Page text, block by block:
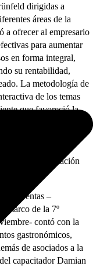
dirigidas a
áreas de la
a ofrecer al empresario
para aumentar
en forma integral,
su rentabilidad,
La metodología de
de los temas
que favoreció la
de roles, análisis
el seminario
en la organización
de Ventas –
marco de la 7º
contó con la
gastronómicos,
de asociados a la
capacitador Damian